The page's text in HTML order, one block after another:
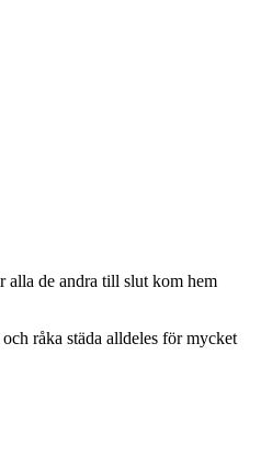
alla de andra till slut kom hem
råka städa alldeles för mycket